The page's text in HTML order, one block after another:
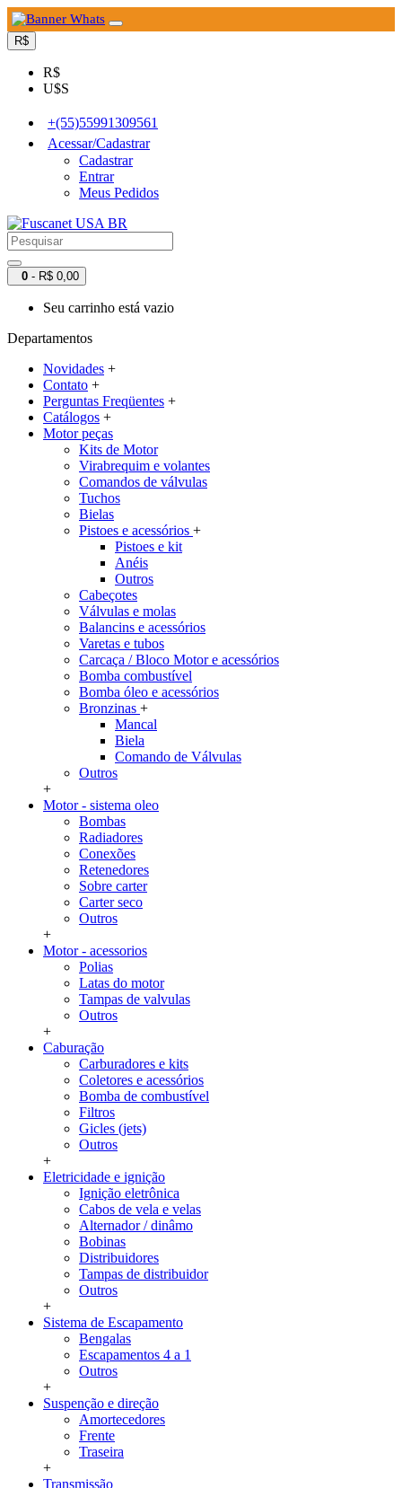
R$
R$
U$S
+(55)55991309561
Acessar/Cadastrar
Cadastrar
Entrar
Meus Pedidos
0 - R$ 0,00
Seu carrinho está vazio
Departamentos
Novidades +
Contato +
Perguntas Freqüentes +
Catálogos +
Motor peças
Kits de Motor
Virabrequim e volantes
Comandos de válvulas
Tuchos
Bielas
Pistoes e acessórios +
Pistoes e kit
Anéis
Outros
Cabeçotes
Válvulas e molas
Balancins e acessórios
Varetas e tubos
Carcaça / Bloco Motor e acessórios
Bomba combustível
Bomba óleo e acessórios
Bronzinas +
Mancal
Biela
Comando de Válvulas
Outros
+
Motor - sistema oleo
Bombas
Radiadores
Conexões
Retenedores
Sobre carter
Carter seco
Outros
+
Motor - acessorios
Polias
Latas do motor
Tampas de valvulas
Outros
+
Caburação
Carburadores e kits
Coletores e acessórios
Bomba de combustível
Filtros
Gicles (jets)
Outros
+
Eletricidade e ignição
Ignição eletrônica
Cabos de vela e velas
Alternador / dinâmo
Bobinas
Distribuidores
Tampas de distribuidor
Outros
+
Sistema de Escapamento
Bengalas
Escapamentos 4 a 1
Outros
+
Suspenção e direção
Amortecedores
Frente
Traseira
+
Transmissão